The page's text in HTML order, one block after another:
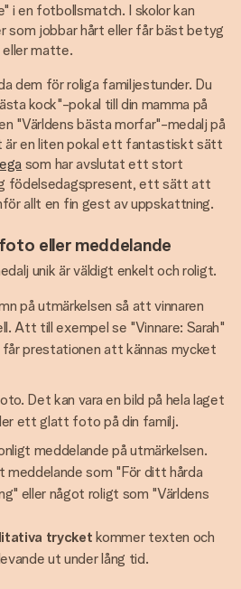
i en fotbollsmatch. I skolor kan
som jobbar hårt eller får bäst betyg
matte.
dem för roliga familjestunder. Du
kock"-pokal till din mamma på
"Världens bästa morfar"-medalj på
är en liten pokal ett fantastiskt sätt
som har avslutat ett stort
födelsedagspresent, ett sätt att
allt en fin gest av uppskattning.
eller meddelande
unik är väldigt enkelt och roligt.
på utmärkelsen så att vinnaren
Att till exempel se "Vinnare: Sarah"
prestationen att kännas mycket
Det kan vara en bild på hela laget
ett glatt foto på din familj.
meddelande på utmärkelsen.
meddelande som "För ditt hårda
eller något roligt som "Världens
trycket kommer texten och
ut under lång tid.